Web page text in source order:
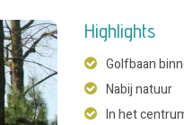
Highlights
Golfbaan
Nabij natuur
In het